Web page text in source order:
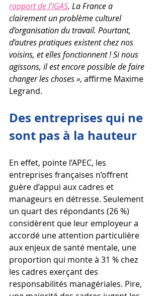
rapport de l’IGAS. La France a
clairement un problème culturel
d’organisation du travail. Pourtant,
d’autres pratiques existent chez nos
voisins, et elles fonctionnent ! Si nous
agissons, il est encore possible de faire
changer les choses », affirme Maxime
Legrand.
Des entreprises qui ne
sont pas à la hauteur
En effet, pointe l’APEC, les
entreprises françaises n’offrent
guère d’appui aux cadres et
manageurs en détresse. Seulement
un quart des répondants (26 %)
considèrent que leur employeur a
accordé une attention particulière
aux enjeux de santé mentale, une
proportion qui monte à 31 % chez
les cadres exerçant des
responsabilités managériales. Pire,